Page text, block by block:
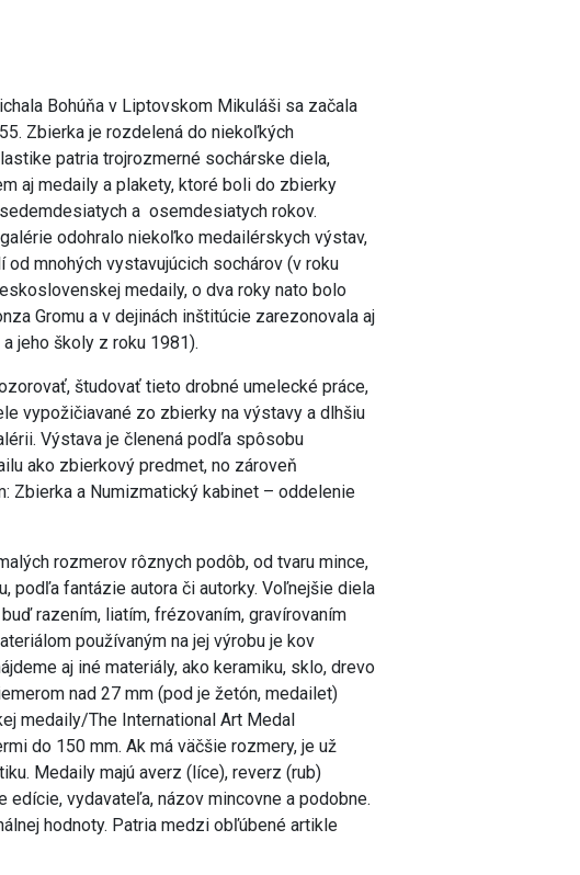
Bohúňa v Liptovskom Mikuláši sa začala
Zbierka je rozdelená do niekoľkých
patria trojrozmerné sochárske diela,
aj medaily a plakety, ktoré boli do zbierky
a osemdesiatych rokov.
odohralo niekoľko medailérskych výstav,
mnohých vystavujúcich sochárov (v roku
medaily, o dva roky nato bolo
Gromu a v dejinách inštitúcie zarezonovala aj
jeho školy z roku 1981).
študovať tieto drobné umelecké práce,
vypožičiavané zo zbierky na výstavy a dlhšiu
Výstava je členená podľa spôsobu
ako zbierkový predmet, no zároveň
Zbierka a Numizmatický kabinet – oddelenie
rozmerov rôznych podôb, od tvaru mince,
podľa fantázie autora či autorky. Voľnejšie diela
razením, liatím, frézovaním, gravírovaním
používaným na jej výrobu je kov
aj iné materiály, ako keramiku, sklo, drevo
nad 27 mm (pod je žetón, medailet)
medaily/The International Art Medal
do 150 mm. Ak má väčšie rozmery, je už
Medaily majú averz (líce), reverz (rub)
edície, vydavateľa, názov mincovne a podobne.
hodnoty. Patria medzi obľúbené artikle